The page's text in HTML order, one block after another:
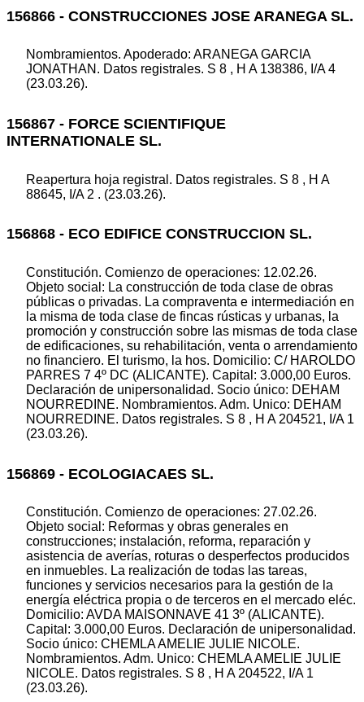
156866 - CONSTRUCCIONES JOSE ARANEGA SL.
Nombramientos. Apoderado: ARANEGA GARCIA
JONATHAN. Datos registrales. S 8 , H A 138386, I/A 4
(23.03.26).
156867 - FORCE SCIENTIFIQUE
INTERNATIONALE SL.
Reapertura hoja registral. Datos registrales. S 8 , H A
88645, I/A 2 . (23.03.26).
156868 - ECO EDIFICE CONSTRUCCION SL.
Constitución. Comienzo de operaciones: 12.02.26.
Objeto social: La construcción de toda clase de obras
públicas o privadas. La compraventa e intermediación en
la misma de toda clase de fincas rústicas y urbanas, la
promoción y construcción sobre las mismas de toda clase
de edificaciones, su rehabilitación, venta o arrendamiento
no financiero. El turismo, la hos. Domicilio: C/ HAROLDO
PARRES 7 4º DC (ALICANTE). Capital: 3.000,00 Euros.
Declaración de unipersonalidad. Socio único: DEHAM
NOURREDINE. Nombramientos. Adm. Unico: DEHAM
NOURREDINE. Datos registrales. S 8 , H A 204521, I/A 1
(23.03.26).
156869 - ECOLOGIACAES SL.
Constitución. Comienzo de operaciones: 27.02.26.
Objeto social: Reformas y obras generales en
construcciones; instalación, reforma, reparación y
asistencia de averías, roturas o desperfectos producidos
en inmuebles. La realización de todas las tareas,
funciones y servicios necesarios para la gestión de la
energía eléctrica propia o de terceros en el mercado eléc.
Domicilio: AVDA MAISONNAVE 41 3º (ALICANTE).
Capital: 3.000,00 Euros. Declaración de unipersonalidad.
Socio único: CHEMLA AMELIE JULIE NICOLE.
Nombramientos. Adm. Unico: CHEMLA AMELIE JULIE
NICOLE. Datos registrales. S 8 , H A 204522, I/A 1
(23.03.26).